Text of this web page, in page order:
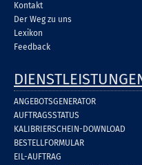
Kontakt
Der Weg zu uns
Lexikon
Feedback
ANGEBOTSGENERATOR
AUFTRAGSSTATUS
KALIBRIERSCHEIN-DOWNLOAD
BESTELLFORMULAR
EIL-AUFTRAG